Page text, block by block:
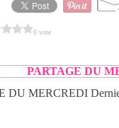
0 vote
PARTAGE DU